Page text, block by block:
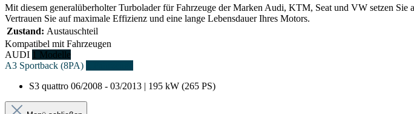
Mit diesem generalüberholter Turbolader für Fahrzeuge der Marken Audi, KTM, Seat und VW setzen
Vertrauen Sie auf maximale Effizienz und eine lange Lebensdauer Ihres Motors.
Zustand: Austauschteil
Kompatibel mit Fahrzeugen
AUDI 1 Modelle
A3 Sportback (8PA)
S3 quattro 06/2008 - 03/2013 | 195 kW (265 PS)